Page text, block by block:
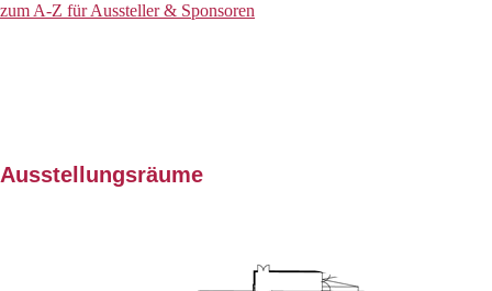
zum A-Z für Aussteller & Sponsoren
Ausstellungsräume